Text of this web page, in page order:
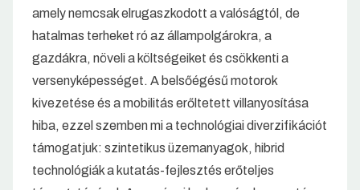
amely nemcsak elrugaszkodott a valóságtól, de
hatalmas terheket ró az állampolgárokra, a
gazdákra, növeli a költségeiket és csökkenti a
versenyképességet. A belsőégésű motorok
kivezetése és a mobilitás erőltetett villanyosítása
hiba, ezzel szemben mi a technológiai diverzifikációt
támogatjuk: szintetikus üzemanyagok, hibrid
technológiák a kutatás-fejlesztés erőteljes